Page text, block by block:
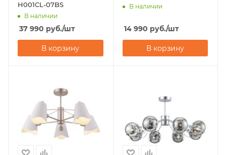
H001CL-07BS
В наличии
37 990 руб./шт
В корзину
В наличии
14 990 руб./шт
В корзину